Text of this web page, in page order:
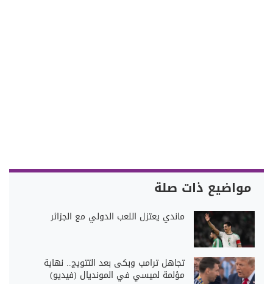
مواضيع ذات صلة
ماندي يعتزل اللعب الدولي مع الجزائر
تجاهل ترامب وبكى بعد التتويج.. نهاية
مؤلمة لميسي في المونديال (فيديو)